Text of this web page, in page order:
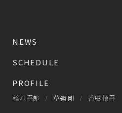
NEWS
SCHEDULE
PROFILE
稲垣 吾郎 草彅 剛 香取 慎吾